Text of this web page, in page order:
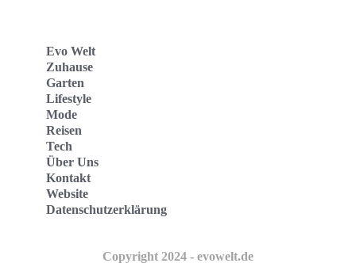
Evo Welt
Zuhause
Garten
Lifestyle
Mode
Reisen
Tech
Über Uns
Kontakt
Website
Datenschutzerklärung
Copyright 2024 - evowelt.de